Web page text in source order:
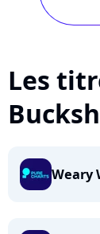
Les
Weary